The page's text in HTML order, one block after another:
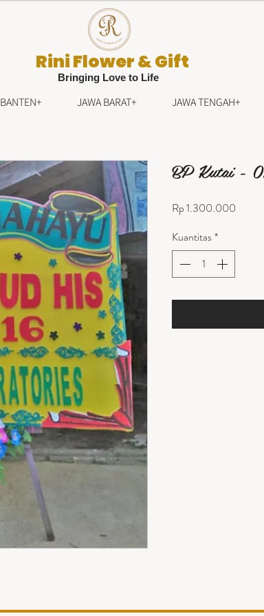
Rini Flower & Gift
Bringing Love to Life
BANTEN+ JAWA BARAT+ JAWA TENGAH+
BP Kutai -
Rp 1.300.000
Kuantitas*